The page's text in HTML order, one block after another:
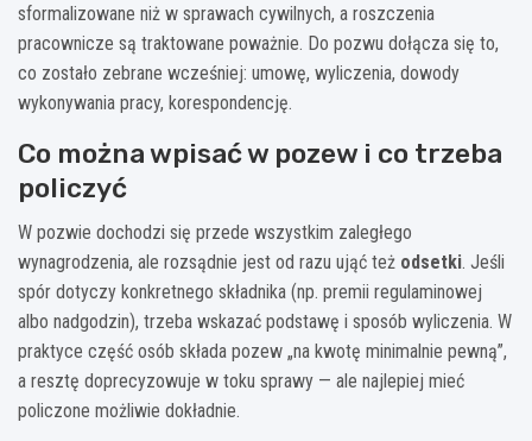
sformalizowane niż w sprawach cywilnych, a roszczenia
pracownicze są traktowane poważnie. Do pozwu dołącza się to,
co zostało zebrane wcześniej: umowę, wyliczenia, dowody
wykonywania pracy, korespondencję.
Co można wpisać w pozew i co trzeba
policzyć
W pozwie dochodzi się przede wszystkim zaległego
wynagrodzenia, ale rozsądnie jest od razu ująć też odsetki. Jeśli
spór dotyczy konkretnego składnika (np. premii regulaminowej
albo nadgodzin), trzeba wskazać podstawę i sposób wyliczenia. W
praktyce część osób składa pozew „na kwotę minimalnie pewną”,
a resztę doprecyzowuje w toku sprawy — ale najlepiej mieć
policzone możliwie dokładnie.